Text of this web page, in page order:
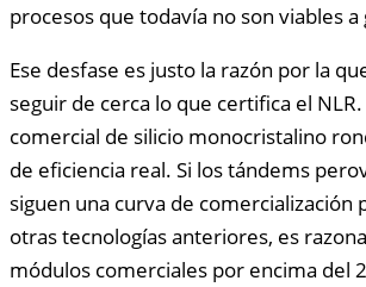
procesos que todavía no son viables a
Ese desfase es justo la razón por la
seguir de cerca lo que certifica el NLR.
comercial de silicio monocristalino
de eficiencia real. Si los tándems
siguen una curva de comercialización
otras tecnologías anteriores, es
módulos comerciales por encima del